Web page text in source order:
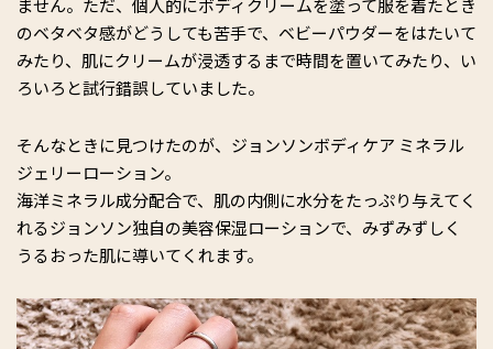
のベタベタ感がどうしても苦手で、ベビーパウダーをはたいて
みたり、肌にクリームが浸透するまで時間を置いてみたり、い
ろいろと試行錯誤していました。
そんなときに見つけたのが、ジョンソンボディケア ミネラル
ジェリーローション。
海洋ミネラル成分配合で、肌の内側に水分をたっぷり与えてく
れるジョンソン独自の美容保湿ローションで、みずみずしく
うるおった肌に導いてくれます。